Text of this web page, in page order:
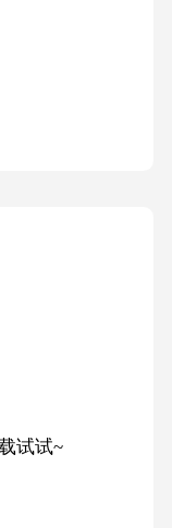
试试~